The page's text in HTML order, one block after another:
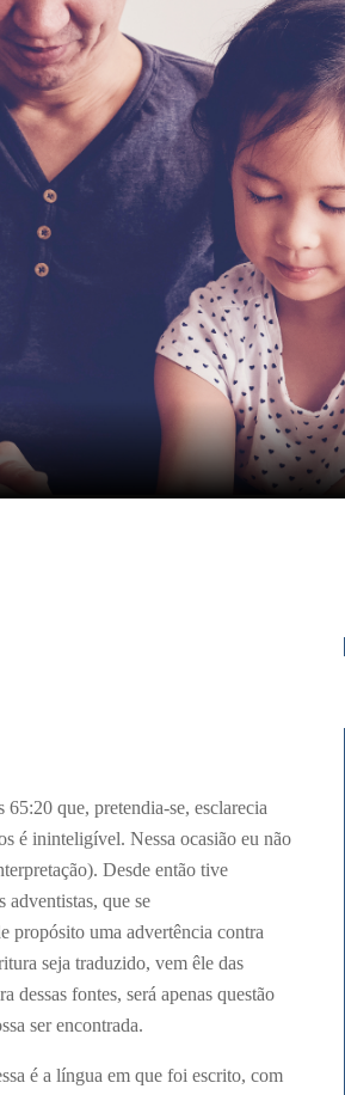
65:20 que, pretendia-se, esclarecia
é ininteligível. Nessa ocasião eu não
Desde então tive
adventistas, que se
propósito uma advertência contra
seja traduzido, vem êle das
dessas fontes, será apenas questão
ser encontrada.
é a língua em que foi escrito, com